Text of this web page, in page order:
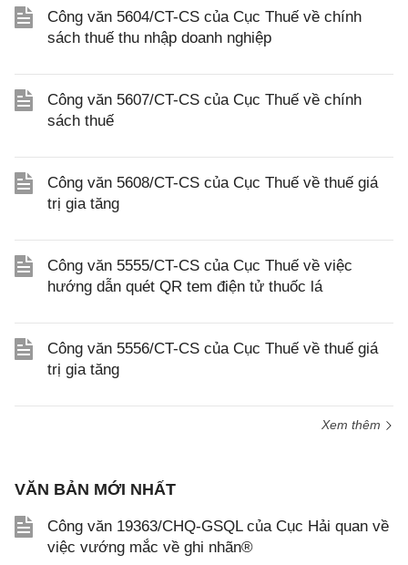
Công văn 5604/CT-CS của Cục Thuế về chính
sách thuế thu nhập doanh nghiệp
Công văn 5607/CT-CS của Cục Thuế về chính
sách thuế
Công văn 5608/CT-CS của Cục Thuế về thuế giá
trị gia tăng
Công văn 5555/CT-CS của Cục Thuế về việc
hướng dẫn quét QR tem điện tử thuốc lá
Công văn 5556/CT-CS của Cục Thuế về thuế giá
trị gia tăng
Xem thêm
VĂN BẢN MỚI NHẤT
Công văn 19363/CHQ-GSQL của Cục Hải quan về
việc vướng mắc về ghi nhãn®